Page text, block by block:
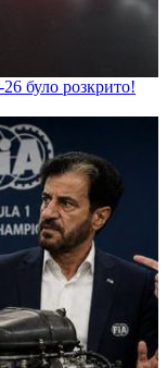
було розкрито!